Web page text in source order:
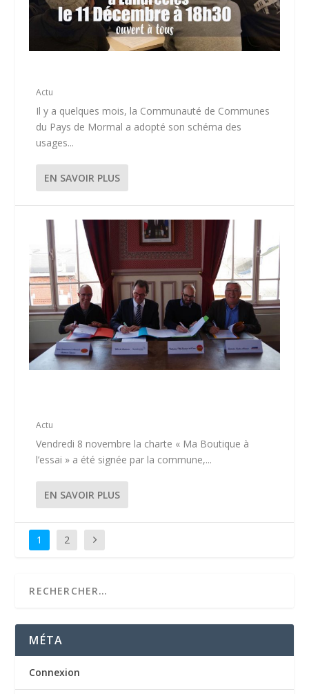
Actu
Il y a quelques mois, la Communauté de Communes
du Pays de Mormal a adopté son schéma des
usages...
EN SAVOIR PLUS
Actu
Vendredi 8 novembre la charte « Ma Boutique à
l’essai » a été signée par la commune,...
EN SAVOIR PLUS
1 2
MÉTA
Connexion